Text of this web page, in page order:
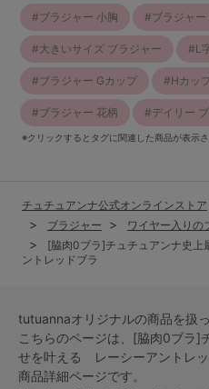
ブラジャー 小胸 ブラジャ
大きいサイズ ブラジャー L
ブラジャー Gカップ Hカッ
ブラジャー 花柄 デイリー
※クリックするとタグに関連した商品が表示
チュチュアンナ公式オンラインストア
ブラジャー
ワイヤー入りの
[脇肉0ブラ]チュチュアンナ史
ントレッドブラ
tutuannaオリジナルの商品を扱
こちらのページは、[脇肉0ブラ]
せを叶える レーシーアントレッ
商品詳細ページです。